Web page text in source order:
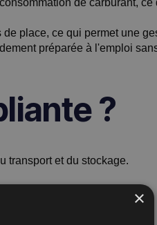
de carburant, ce
place, ce qui permet une
préparée à l'emploi
?
transport et du stockage.
carbone de l'entreprise.×